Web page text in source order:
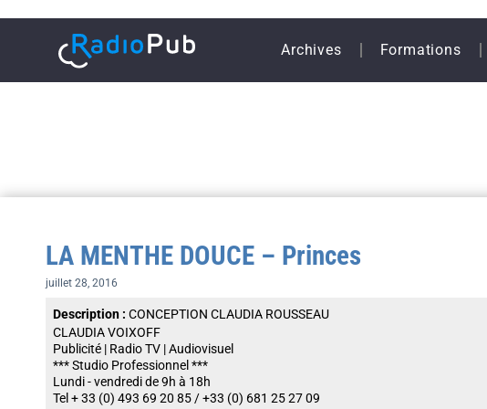
Archives Formations
LA MENTHE DOUCE – Princes
juillet 28, 2016
Description : CONCEPTION CLAUDIA ROUSSEAU
CLAUDIA VOIXOFF
Publicité | Radio TV | Audiovisuel
*** Studio Professionnel ***
Lundi - vendredi de 9h à 18h
Tel + 33 (0) 493 69 20 85 / +33 (0) 681 25 27 09